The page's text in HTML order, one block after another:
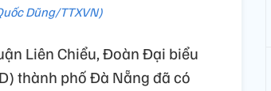
Dũng/TTXVN)
Liên Chiểu, Đoàn Đại biểu
thành phố Đà Nẵng đã có